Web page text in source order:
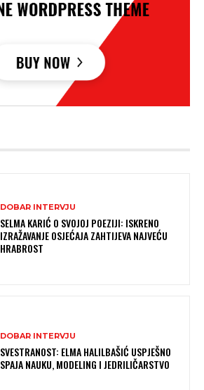
DOBAR INTERVJU
SELMA KARIĆ O SVOJOJ POEZIJI: ISKRENO
IZRAŽAVANJE OSJEĆAJA ZAHTIJEVA NAJVEĆU
HRABROST
DOBAR INTERVJU
SVESTRANOST: ELMA HALILBAŠIĆ USPJEŠNO
SPAJA NAUKU, MODELING I JEDRILIČARSTVO